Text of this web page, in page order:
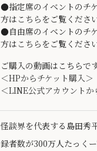
●指定席のイベントのチ
方は こちら をご覧ください
●自由席のイベントのチ
方は こちら をご覧ください
ご購入の動画はこちら
＜HPからチケット購入＞
＜LINE公式アカウントか
怪談界を代表する島田秀
録者数が300万人たっくー